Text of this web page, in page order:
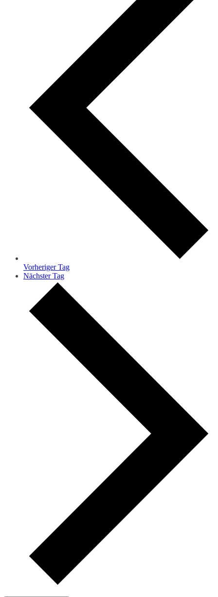
Vorheriger Tag
Nächster Tag